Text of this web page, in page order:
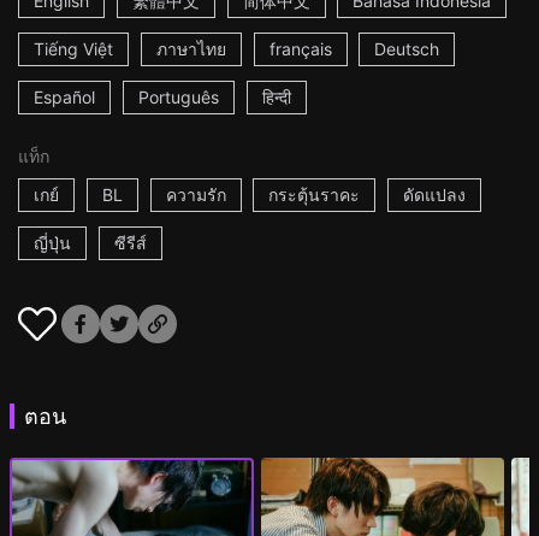
Tiếng Việt ภาษาไทย français Deutsch
Español Português हिन्दी
แท็ก
เกย์
BL ความรัก กระตุ้นราคะ ดัดแปลง
ญี่ปุ่น ซีรีส์
ตอน